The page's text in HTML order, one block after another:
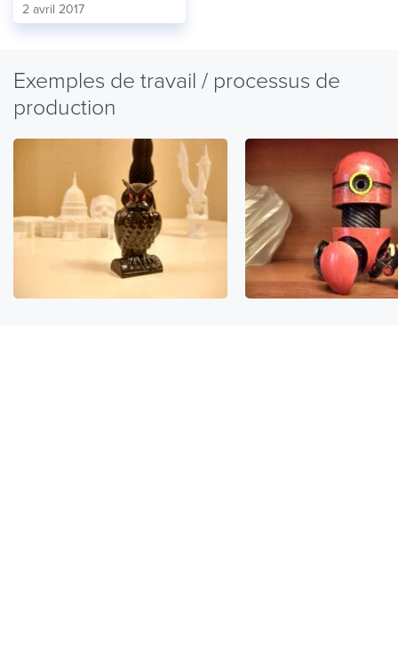
2 avril 2017
Exemples de travail / processus de
production